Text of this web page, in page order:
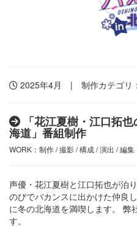
2025年4月 | 制作カテゴリ：
「花江夏樹・江口拓
海道」番組制作
WORK：制作 / 撮影 / 構成 / 演出 / 編集
声優・花江夏樹と江口拓也が泊
のびでバカンスに出かけた仲良
に冬の北海道を満喫します。 弊
す。